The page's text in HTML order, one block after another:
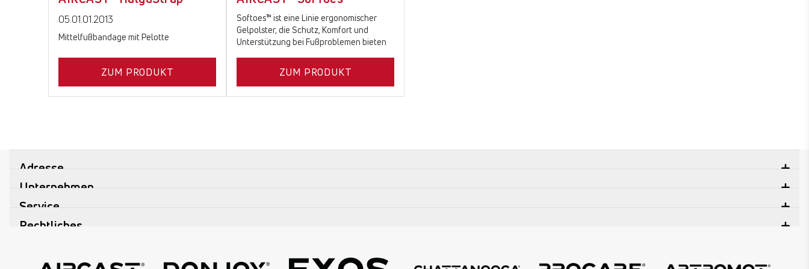
05.01.01.2013
Mittelfußbandage mit Pelotte
ZUM PRODUKT
Softoes™ ist eine Linie ergonomischer
Gelpolster, die Schutz, Komfort und
Unterstützung bei Fußproblemen bieten
ZUM PRODUKT
Adresse
Unternehmen
Service
Rechtliches